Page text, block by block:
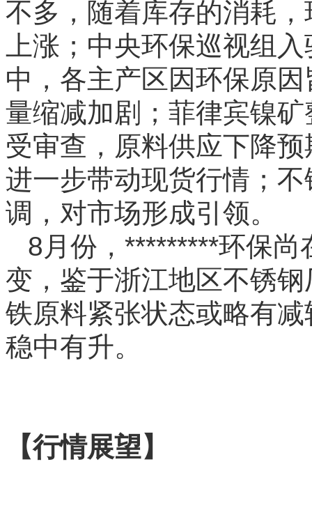
不多，随着库存的消耗
上涨；中央环保巡视组
中，各主产区因环保原
量缩减加剧；菲律宾镍
受审查，原料供应下降
进一步带动现货行情；
调，对市场形成引领。
8月份，*********环保
变，鉴于浙江地区不锈
铁原料紧张状态或略有
稳中有升。
【行情展望】